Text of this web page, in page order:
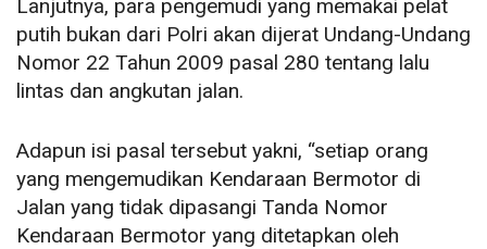
Lanjutnya, para pengemudi yang memakai pelat
putih bukan dari Polri akan dijerat Undang-Undang
Nomor 22 Tahun 2009 pasal 280 tentang lalu
lintas dan angkutan jalan.
Adapun isi pasal tersebut yakni, “setiap orang
yang mengemudikan Kendaraan Bermotor di
Jalan yang tidak dipasangi Tanda Nomor
Kendaraan Bermotor yang ditetapkan oleh